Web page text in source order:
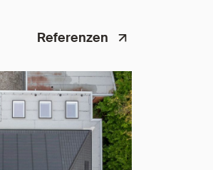
Referenzen